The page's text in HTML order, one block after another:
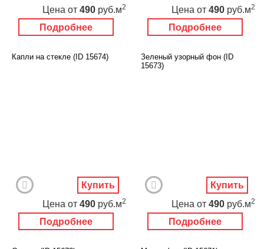
Подробнее
Цена от 490 руб.м2
Подробнее
Цена от 490 руб.м2
Капли на стекле (ID 15674)
Подробнее
Цена от 490 руб.м2
Купить
Зеленый узорный фон (ID
15673)
Подробнее
Цена от 490 руб.м2
Купить